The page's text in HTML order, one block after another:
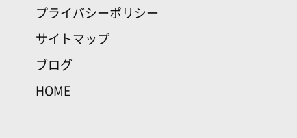
プライバシーポリシー
サイトマップ
ブログ
HOME